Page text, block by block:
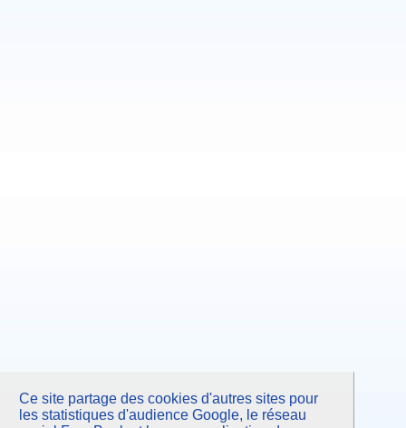
Ce site partage des cookies d'autres sites pour
les statistiques d'audience Google, le réseau